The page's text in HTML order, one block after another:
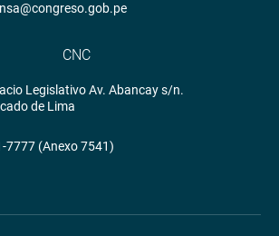
CNC
Legislativo Av. Abancay s/n.
de Lima
7777 (Anexo 7541)